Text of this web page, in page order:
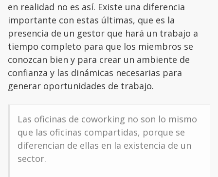
en realidad no es así. Existe una diferencia
importante con estas últimas, que es la
presencia de un gestor que hará un trabajo a
tiempo completo para que los miembros se
conozcan bien y para crear un ambiente de
confianza y las dinámicas necesarias para
generar oportunidades de trabajo.
Las oficinas de coworking no son lo mismo
que las oficinas compartidas, porque se
diferencian de ellas en la existencia de un
sector.